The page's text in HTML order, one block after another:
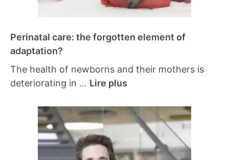
Perinatal care: the forgotten element of
adaptation?
The health of newborns and their mothers is
deteriorating in ... Lire plus